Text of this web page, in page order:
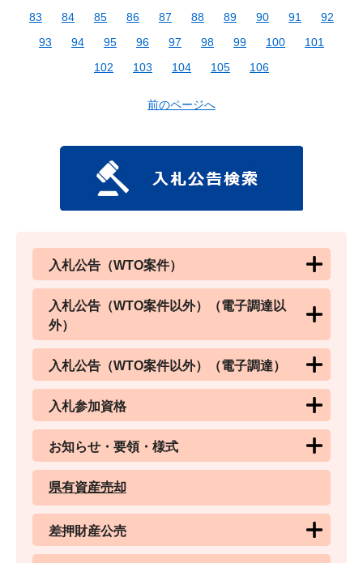
83
84 85 86 87 88 89 90 91
92
93
94 95 96 97 98 99 100
101
102
103 104 105 106
前のページへ
入札公告（WTO案件）
入札公告（WTO案件以外）（電子調達以
外）
入札公告（WTO案件以外）（電子調達）
入札参加資格
お知らせ・要領・様式
県有資産売却
差押財産公売